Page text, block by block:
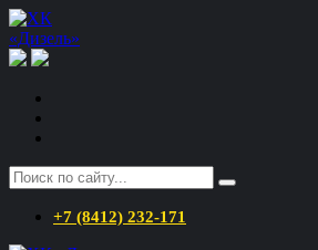
+7 (8412) 232-171